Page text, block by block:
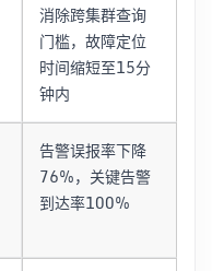
消除跨集群查询
门槛，故障定位
时间缩短至15分
钟内
告警误报率下降
76%，关键告警
到达率100%